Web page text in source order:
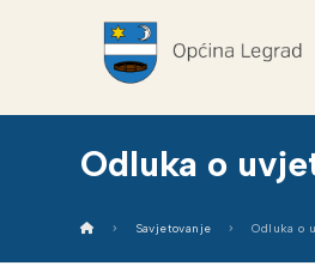
Odluka o
Savjetovanje Odluka o